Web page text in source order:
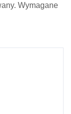
Wymagane